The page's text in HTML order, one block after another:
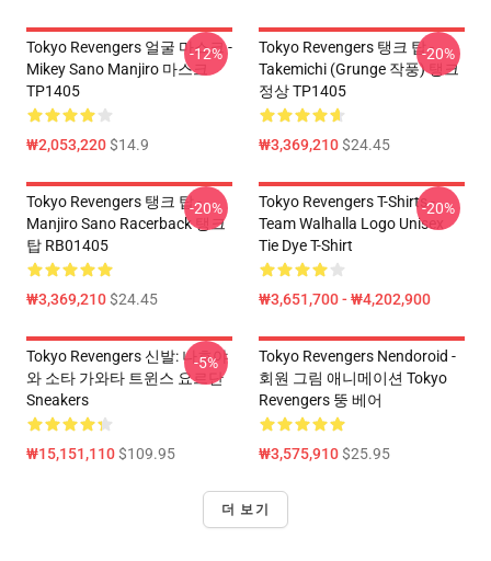
Tokyo Revengers 얼굴 마스크 -
Mikey Sano Manjiro 마스크
TP1405
₩2,053,220$14.9
-12%
Tokyo Revengers 탱크 탑 -
Takemichi (Grunge 작풍) 탱크
정상 TP1405
₩3,369,210$24.45
-20%
Tokyo Revengers 탱크 탑 -
Manjiro Sano Racerback 탱크
탑 RB01405
₩3,369,210$24.45
-20%
Tokyo Revengers T-Shirts -
Team Walhalla Logo Unisex
Tie Dye T-Shirt
₩3,651,700 - ₩4,202,900
-20%
Tokyo Revengers 신발: 나호야
와 소타 가와타 트윈스 요르단
Sneakers
₩15,151,110$109.95
-5%
Tokyo Revengers Nendoroid -
회원 그림 애니메이션 Tokyo
Revengers 뚱 베어
₩3,575,910$25.95
더 보기